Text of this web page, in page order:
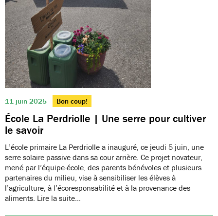
11 juin 2025 Bon coup!
École La Perdriolle | Une serre pour cultiver
le savoir
L’école primaire La Perdriolle a inauguré, ce jeudi 5 juin, une
serre solaire passive dans sa cour arrière. Ce projet novateur,
mené par l’équipe-école, des parents bénévoles et plusieurs
partenaires du milieu, vise à sensibiliser les élèves à
l’agriculture, à l’écoresponsabilité et à la provenance des
aliments. Lire la suite…